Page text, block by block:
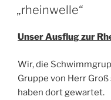
AM
„rheinwelle“
Unser Ausflug zur
Wir, die
Gruppe von Herr
haben dort gewartet.